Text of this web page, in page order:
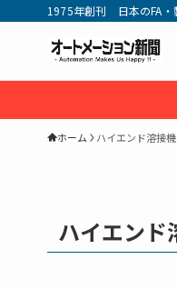
1975年創刊 日本のFA・
ホーム ハイエンド溶接機
ハイエンド